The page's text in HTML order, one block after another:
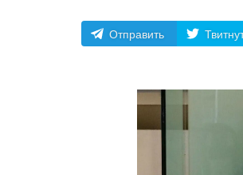
Отправить